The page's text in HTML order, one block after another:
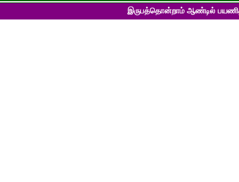
இருபத்தொன்றாம் ஆண்டில் பயணித்துக்